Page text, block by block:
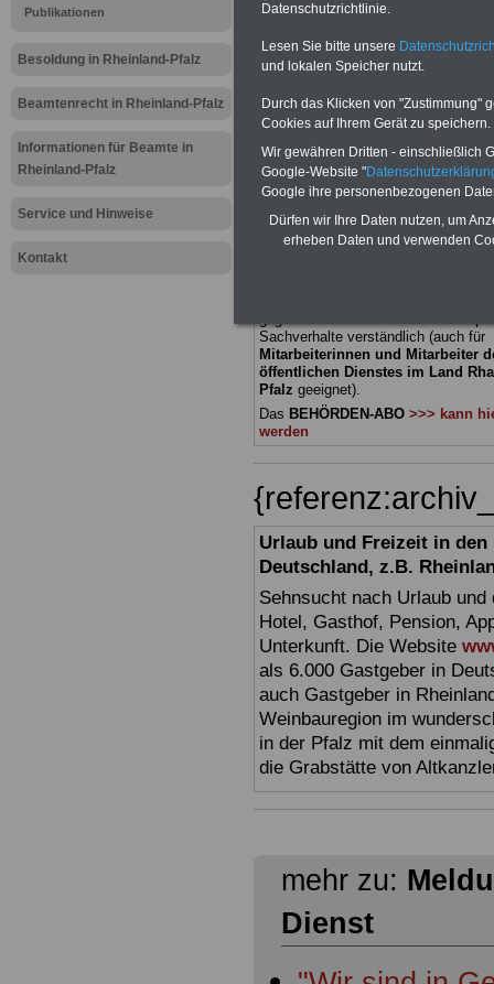
Publikationen
Besoldung in Rheinland-Pfalz
Beamtenrecht in Rheinland-Pfalz
Informationen für Beamte in
Rheinland-Pfalz
Service und Hinweise
Kontakt
Meldung
Rheinland-
BEHÖRDEN-ABO
mit 3 Ratgebern
22,50 Euro: Wissenswertes für
Sachverhalte verständlich (auch für
Mitarbeiterinnen und Mitarbeiter
öffentlichen Dienstes im Land
Pfalz geeignet).
Das BEHÖRDEN-ABO >>> kann
werden
Urlaub und Freizeit in
Deutschland, z.B.
Sehnsucht nach Urlaub
Hotel, Gasthof, Pension,
Unterkunft. Die Website
als 6.000 Gastgeber in
auch Gastgeber in
Weinbauregion im
in der Pfalz mit dem
die Grabstätte von
mehr zu:
Dienst
Datenschutzrichtlinie.
Lesen Sie bitte unsere
und lokalen Speicher nutzt.
Durch das Klicken von "Zustimmung"
Cookies auf Ihrem Gerät zu speichern.
Wir gewähren Dritten - einschließlich
Google-Website "
Google ihre personenbezogenen
Dürfen wir Ihre Daten nutzen, um
erheben Daten und verwenden